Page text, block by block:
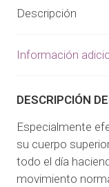
Descripción
Información
DESCRIPCIÓN
Especialmente
su cuerpo
todo el día
movimiento